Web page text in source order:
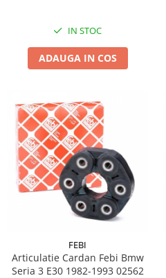
IN STOC
ADAUGA IN COS
FEBI
Articulatie Cardan Febi Bmw
Seria 3 E30 1982-1993 02562